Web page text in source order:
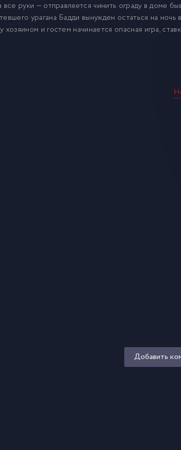
руки — отправляется чинить ограду в доме
урагана Бадди вынужден остаться на ночь
и гостем начинается опасная игра,
Добавить